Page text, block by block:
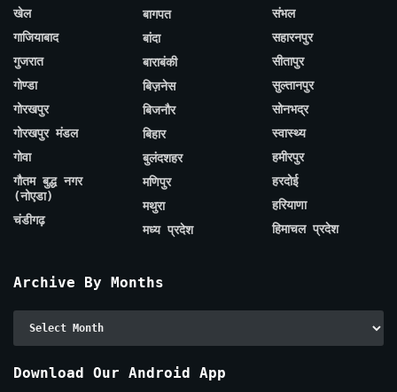
खेल
गाजियाबाद
गुजरात
गोण्डा
गोरखपुर
गोरखपुर मंडल
गोवा
गौतम बुद्ध नगर
(नोएडा)
चंडीगढ़
बागपत
बांदा
बाराबंकी
बिज़नेस
बिजनौर
बिहार
बुलंदशहर
मणिपुर
मथुरा
मध्य प्रदेश
संभल
सहारनपुर
सीतापुर
सुल्तानपुर
सोनभद्र
स्वास्थ्य
हमीरपुर
हरदोई
हरियाणा
हिमाचल प्रदेश
Archive By Months
Download Our Android App